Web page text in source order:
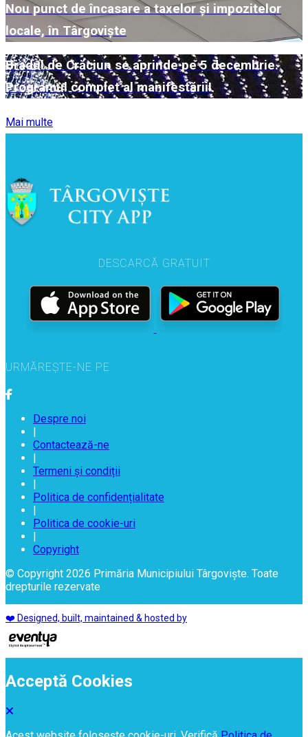
Nou punct de încasare a taxelor și impozitelor
locale, în Târgoviște
Bradul de Crăciun se aprinde pe 5 decembrie.
Programul complet al manifestării!
Mai multe
DESCARCĂ GRATUIT
URMĂREȘTE-NE PE
Despre noi
Contactează-ne
Termeni și condiții
Politica de confidențialitate
Politica de cookie-uri
Copyright
© Copyright 2026 Primăria Municipiului Târgoviște. Toate
drepturile rezervate
❤️ Designed, built, maintained & hosted by
Acceptă Cookies